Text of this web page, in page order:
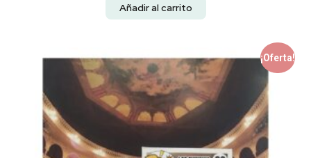
Añadir al carrito
¡Oferta!